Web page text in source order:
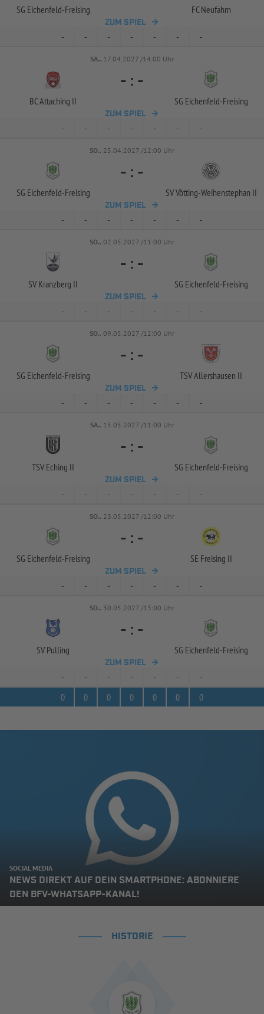
SG Eichenfeld-Freising FC Neufahrn
ZUM SPIEL
- - - - - - -
SA.. 17.04.2027 /14:00 Uhr
BC Attaching II
- : -
SG Eichenfeld-Freising
ZUM SPIEL
- - - - - - -
SO.. 25.04.2027 /12:00 Uhr
SG Eichenfeld-Freising
- : -
SV Vötting-Weihenstephan II
ZUM SPIEL
- - - - - - -
SO.. 02.05.2027 /11:00 Uhr
SV Kranzberg II
- : -
SG Eichenfeld-Freising
ZUM SPIEL
- - - - - - -
SO.. 09.05.2027 /12:00 Uhr
SG Eichenfeld-Freising
- : -
TSV Allershausen II
ZUM SPIEL
- - - - - - -
SA.. 15.05.2027 /11:00 Uhr
TSV Eching II
- : -
SG Eichenfeld-Freising
ZUM SPIEL
- - - - - - -
SO.. 23.05.2027 /12:00 Uhr
SG Eichenfeld-Freising
- : -
SE Freising II
ZUM SPIEL
- - - - - - -
SO.. 30.05.2027 /13:00 Uhr
SV Pulling
- : -
SG Eichenfeld-Freising
ZUM SPIEL
- - - - - -
-
0
0 0 0 0 0 0
SOCIAL MEDIA
NEWS DIREKT AUF DEIN SMARTPHONE: ABONNIERE
DEN BFV-WHATSAPP-KANAL!
HISTORIE